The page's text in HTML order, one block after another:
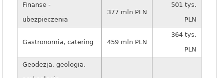
Finanse -
ubezpieczenia
377 mln PLN
501 tys.
PLN
Gastronomia, catering 459 mln PLN
364 tys.
PLN
Geodezja, geologia,